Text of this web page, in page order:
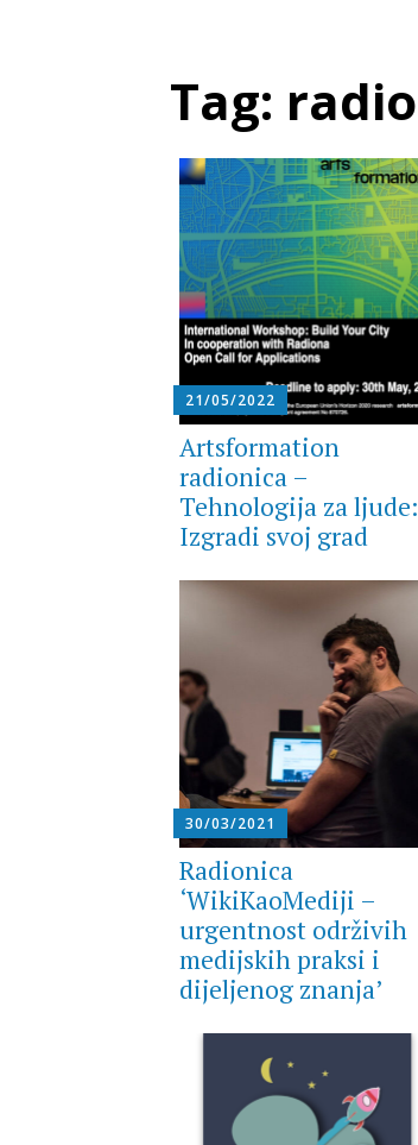
Tag:
21/05/2022
Artsformation
radionica –
Tehnologija za ljude:
Izgradi svoj grad
30/03/2021
Radionica
‘WikiKaoMediji –
urgentnost održivih
medijskih praksi i
dijeljenog znanja’